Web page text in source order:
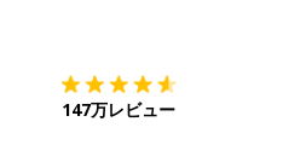
147万レビュー